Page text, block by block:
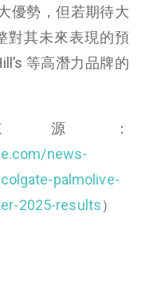
優勢，但若期待大
對其未來表現的預
等高潛力品牌的
源：
news-
palmolive-
2025-results）